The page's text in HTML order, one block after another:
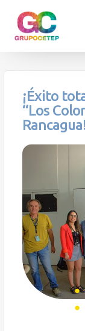
¡Éxito
“Los